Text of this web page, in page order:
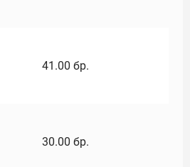
41.00 бр.
30.00 бр.